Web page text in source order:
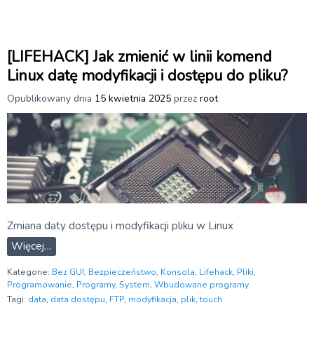
[LIFEHACK] Jak zmienić w linii komend
Linux datę modyfikacji i dostępu do pliku?
Opublikowany dnia 15 kwietnia 2025 przez root
Zmiana daty dostępu i modyfikacji pliku w Linux
Więcej…
Kategorie: Bez GUI, Bezpieczeństwo, Konsola, Lifehack, Pliki,
Programowanie, Programy, System, Wbudowane programy
Tagi: data, data dostępu, FTP, modyfikacja, plik,touch